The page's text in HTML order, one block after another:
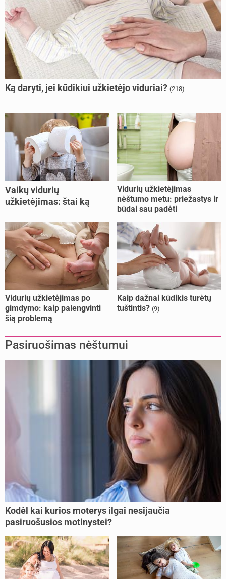
Ką daryti, jei kūdikiui užkietėjo viduriai? (218)
Vaikų vidurių
užkietėjimas: štai ką
Vidurių užkietėjimas
nėštumo metu: priežastys ir
būdai sau padėti
Vidurių užkietėjimas po
gimdymo: kaip palengvinti
šią problemą
Kaip dažnai kūdikis turėtų
tuštintis? (9)
Pasiruošimas nėštumui
Kodėl kai kurios moterys ilgai nesijaučia
pasiruošusios motinystei?